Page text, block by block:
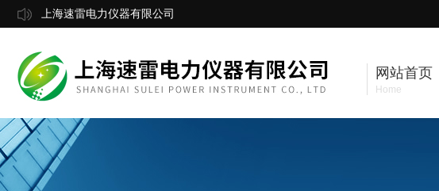
上海速雷电力仪器有限公司
网站首页
Home